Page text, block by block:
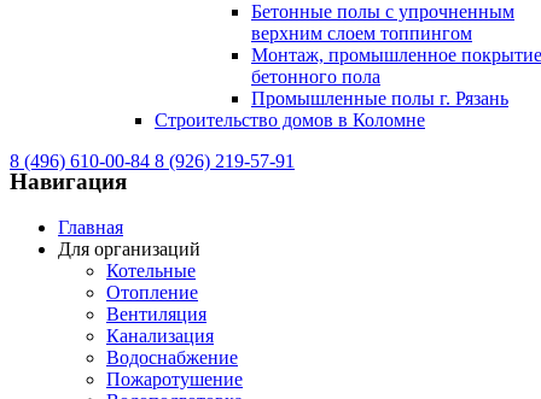
Бетонные полы с упрочненным
верхним слоем топпингом
Монтаж, промышленное покрытие
бетонного пола
Промышленные полы г. Рязань
Строительство домов в Коломне
8 (496) 610-00-84 8 (926) 219-57-91
Навигация
Главная
Для организаций
Котельные
Отопление
Вентиляция
Канализация
Водоснабжение
Пожаротушение